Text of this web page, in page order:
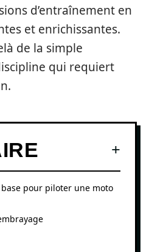
d’entraînement en
et enrichissantes.
de la simple
qui requiert
pour piloter une moto